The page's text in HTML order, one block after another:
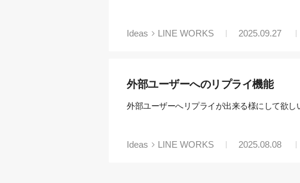
Ideas LINE WORKS 2025.09.27
外部ユーザーへのリプライ機能
外部ユーザーへリプライが出来る様にして欲し
Ideas LINE WORKS 2025.08.08